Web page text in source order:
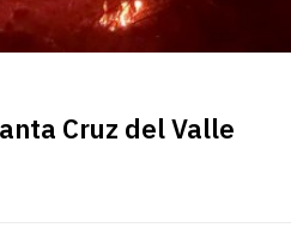
Cruz del Valle